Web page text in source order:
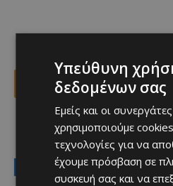
Facebook X
Top
LATEST NEWS
Υπεύθυνη
δεδομένων σας
Εμείς και οι
χρησιμοποιούμε
τεχνολογίες για να
έχουμε πρόσβαση σε
συσκευή σας και να